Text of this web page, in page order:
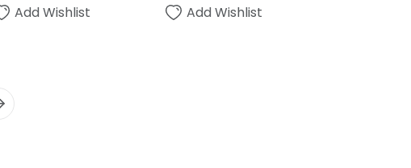
Add Wishlist
Add Wishlist